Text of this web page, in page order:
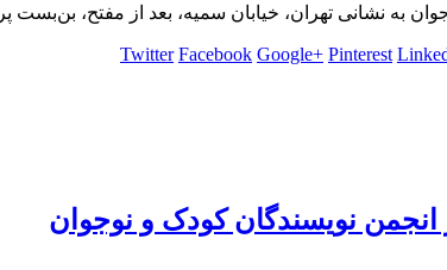
به نشانی تهران، خیابان سمیه، بعد از مفتح، بن‌بست
Twitter Facebook Google+ Pinterest
نویسندگان کودک و نوجوان